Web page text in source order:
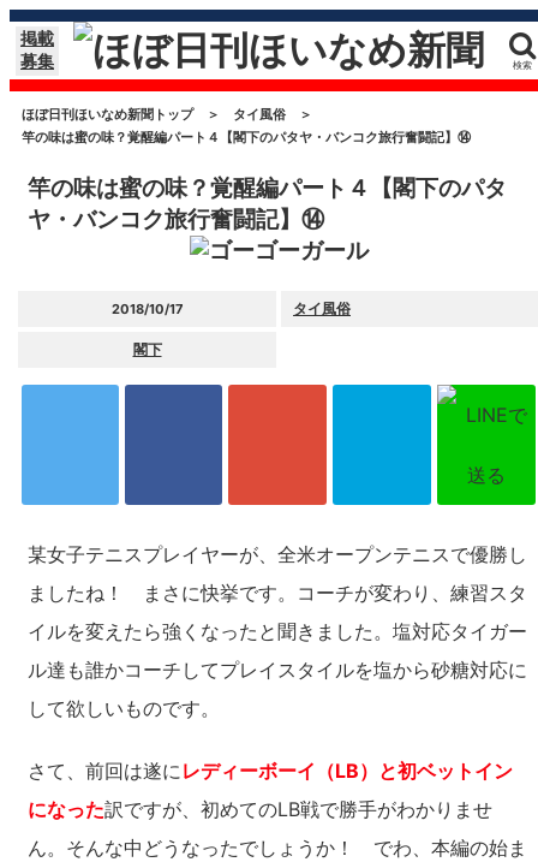
掲載
募集
検索
ほぼ日刊ほいなめ新聞トップ ＞ タイ風俗
＞
竿の味は蜜の味？覚醒編パート４【閣下のパタヤ・バンコク旅行奮闘記】⑭
竿の味は蜜の味？覚醒編パート４【閣下のパタ
ヤ・バンコク旅行奮闘記】⑭
2018/10/17 タイ風俗
閣下
某女子テニスプレイヤーが、全米オープンテニスで優勝し
ましたね！ まさに快挙です。コーチが変わり、練習スタ
イルを変えたら強くなったと聞きました。塩対応タイガー
ル達も誰かコーチしてプレイスタイルを塩から砂糖対応に
して欲しいものです。
さて、前回は遂にレディーボーイ（LB）と初ベットイン
になった訳ですが、初めてのLB戦で勝手がわかりませ
ん。そんな中どうなったでしょうか！ でわ、本編の始ま